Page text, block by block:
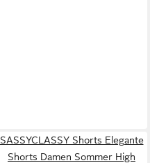
SASSYCLASSY Shorts Elegante
Shorts Damen Sommer High